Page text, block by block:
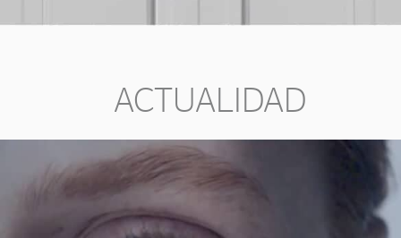
ACTUALIDAD